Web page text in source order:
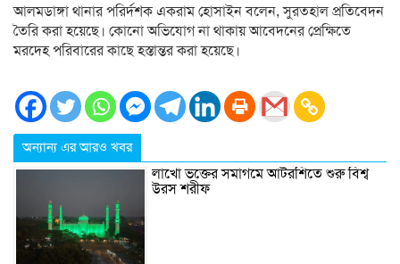
আলমডাঙ্গা থানার পরির্দশক একরাম হোসাইন বলেন, সুরতহাল প্রতিবেদন
তৈরি করা হয়েছে। কোনো অভিযোগ না থাকায় আবেদনের প্রেক্ষিতে
মরদেহ পরিবারের কাছে হস্তান্তর করা হয়েছে।
অন্যান্য এর আরও খবর
লাখো ভক্তের সমাগমে আটরশিতে শুরু বিশ্ব
উরস শরীফ